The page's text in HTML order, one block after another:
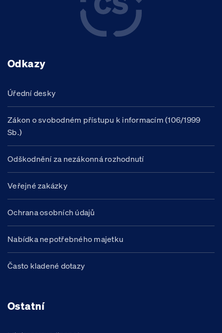
Odkazy
Úřední desky
Zákon o svobodném přístupu k informacím (106/1999
Sb.)
Odškodnění za nezákonná rozhodnutí
Veřejné zakázky
Ochrana osobních údajů
Nabídka nepotřebného majetku
Často kladené dotazy
Ostatní